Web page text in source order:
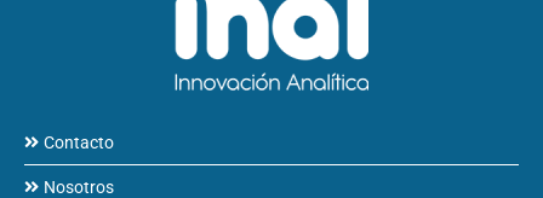
Contacto
Nosotros